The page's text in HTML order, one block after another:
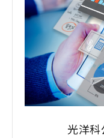
光洋